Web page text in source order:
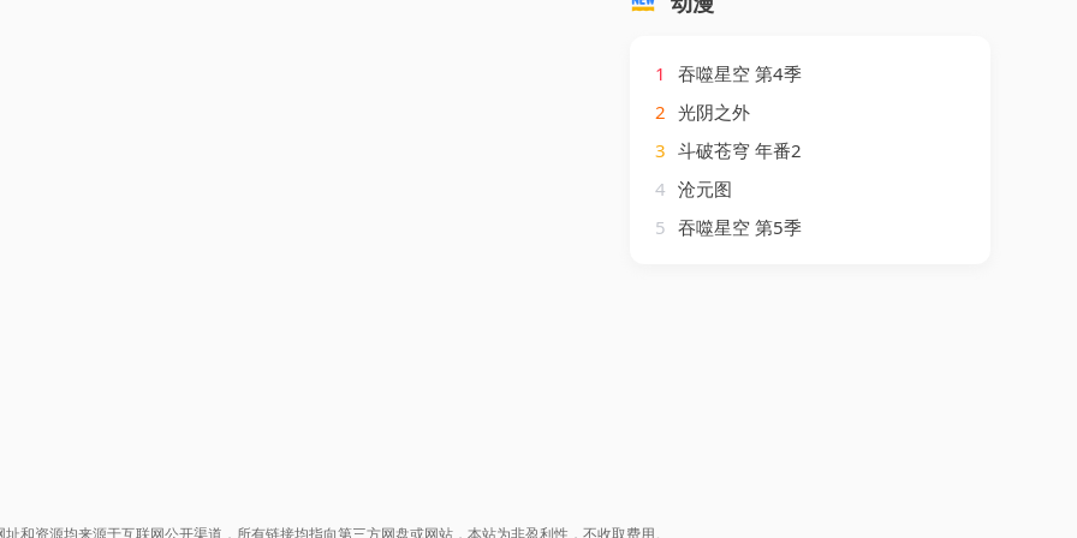
1
吞噬星空 第4季
2 光阴之外
3 斗破苍穹 年番2
4 沧元图
5 吞噬星空 第5季
和资源均来源于互联网公开渠道，所有链接均指向第三方网盘或网站，本站为非盈利性，不收取费用。